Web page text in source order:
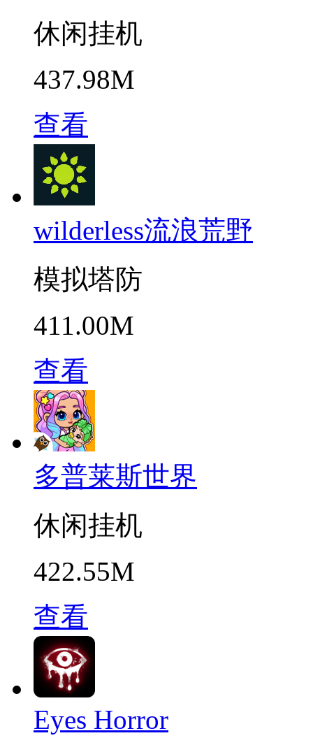
休闲挂机
437.98M
查看
wilderless流浪荒野
模拟塔防
411.00M
查看
多普莱斯世界
休闲挂机
422.55M
查看
Eyes Horror